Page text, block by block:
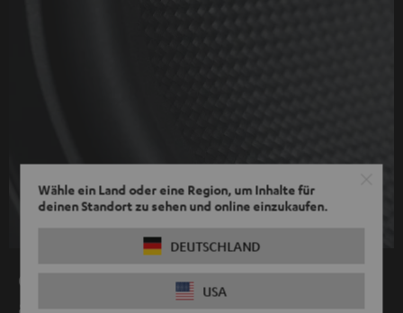
Wähle ein Land oder eine Region, um Inhalte für
deinen Standort zu sehen und online einzukaufen.
DEUTSCHLAND
USA
CFK-Membran mit Wok-Konus bei
allen Tieftönern